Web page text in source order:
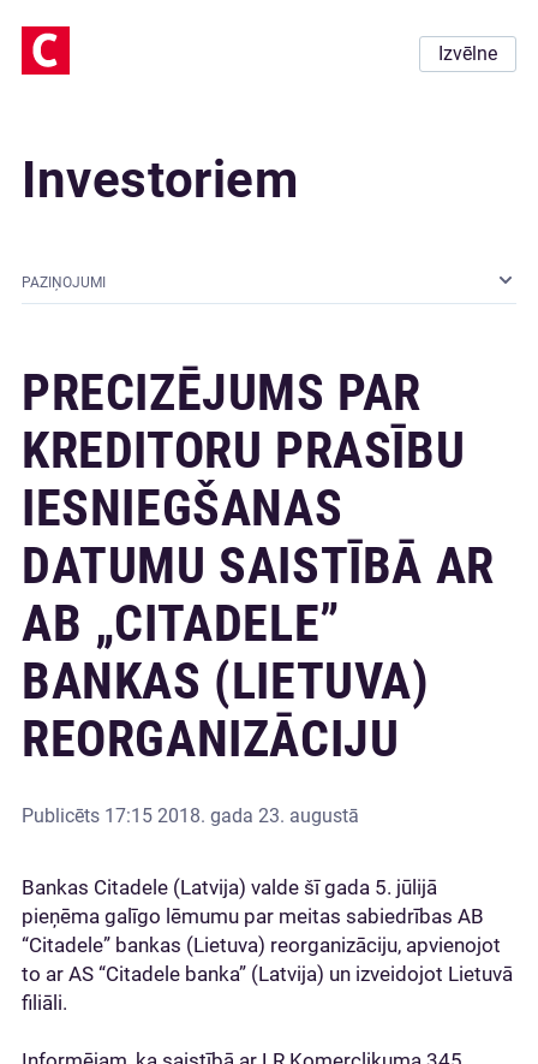
Izvēlne
Investoriem
PAZIŅOJUMI
PRECIZĒJUMS PAR
KREDITORU PRASĪBU
IESNIEGŠANAS
DATUMU SAISTĪBĀ AR
AB „CITADELE”
BANKAS (LIETUVA)
REORGANIZĀCIJU
Publicēts 17:15 2018. gada 23. augustā
Bankas Citadele (Latvija) valde šī gada 5. jūlijā
pieņēma galīgo lēmumu par meitas sabiedrības AB
“Citadele” bankas (Lietuva) reorganizāciju, apvienojot
to ar AS “Citadele banka” (Latvija) un izveidojot Lietuvā
filiāli.